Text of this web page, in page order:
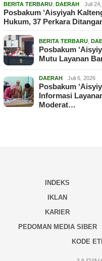
BERITA TERBARU DAERAH Juli
Posbakum ‘Aisyiyah
Hukum, 37 Perkara
BERITA TERBARU
Posbakum
Mutu Layanan
DAERAH Juli 6, 2026
Posbakum
Informasi
Moderat…
INDEKS
IKLAN
KARIER
PEDOMAN MEDIA SIBER
KODE